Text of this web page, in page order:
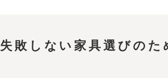
失敗しない家具選びのた